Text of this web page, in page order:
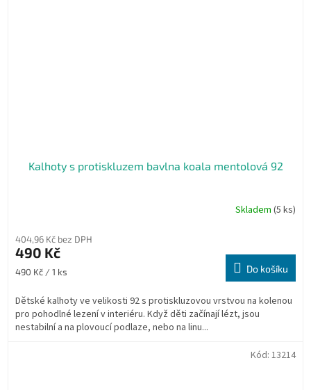
Kalhoty s protiskluzem bavlna koala mentolová 92
Skladem (5 ks)
404,96 Kč bez DPH
490 Kč
Měrná
490 Kč / 1 ks Do košíku
Dětské kalhoty ve velikosti 92 s protiskluzovou vrstvou na kolenou
pro pohodlné lezení v interiéru. Když děti začínají lézt, jsou
nestabilní a na plovoucí podlaze, nebo na linu...
Kód: 13214